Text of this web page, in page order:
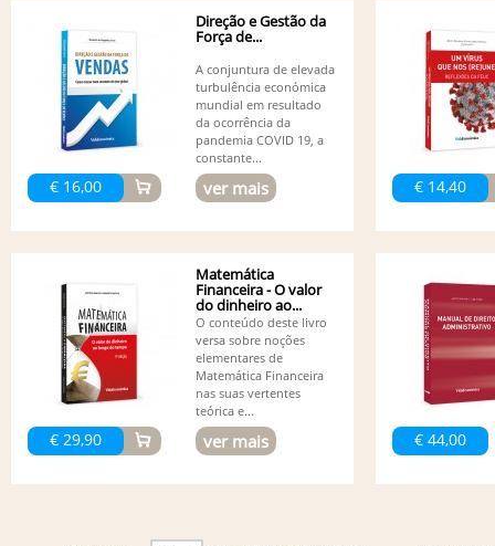
€ 16,00
Direção e Gestão da
Força de...
A conjuntura de elevada
turbulência económica
mundial em resultado
da ocorrência da
pandemia COVID 19, a
constante...
ver mais € 14,40
€ 29,90
Matemática
Financeira - O valor
do dinheiro ao...
O conteúdo deste livro
versa sobre noções
elementares de
Matemática Financeira
nas suas vertentes
teórica e...
ver mais € 44,00